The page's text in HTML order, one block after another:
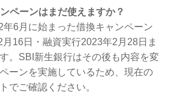
ペーンはまだ使えますか？
6月に始まった借換キャンペーン
月16日・融資実行2023年2月28日ま
。SBI新生銀行はその後も内容を変
ーンを実施しているため、現在の
でご確認ください。